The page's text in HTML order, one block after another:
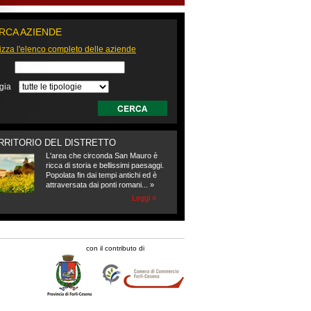
AZIENDE
l'elenco completo delle aziende
DEL DISTRETTO
L'area che circonda San Mauro è
ricca di storia e bellissimi paesaggi.
Popolata fin dai tempi antichi ed è
attraversata dai ponti romani... »
Leggi »
con il contributo di